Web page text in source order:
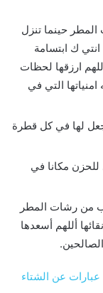
حينما تنزل
ك ابتسامة
ارزقها لحظات
التي في
لها في كل قطرة
للحزن مكانا في
من رشات المطر
أللهم أسعدها
عن المطر والشتاء 2021, عبارات عن الشتاء